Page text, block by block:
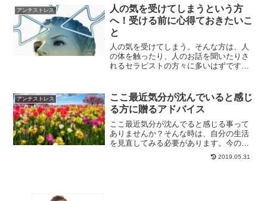
るようになるのです。
アンチストレス
人の気を受けてしまうという方
へ！受ける前に心得ておきたいこ
と
人の気を受けてしまう。そんな方は、人
の体を触ったり、人のお話を聞いたりさ
れるセラピストの方々に多いはずです。
か？受ける前に、対策しておくべきこと
についてご紹介していきます。
アンチストレス
ここ最近気分が沈んでいると感じ
る方に贈るアドバイス
ここ最近気分が沈んでると感じる事って
ありませんか？そんな時は、自分の生活
を見直してみる必要があります。今のあ
なたの生活の中で、太陽の光を浴びる時
間はありますか？太陽の光を浴びる事
2019.05.31